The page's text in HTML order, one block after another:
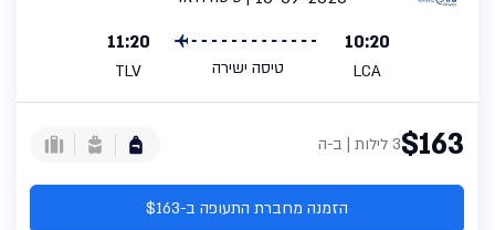
10:20
LCA טיסה ישירה
11:20
TLV
$1633 לילות | ב-ה
הזמנה מחברת התעופה ב-$163